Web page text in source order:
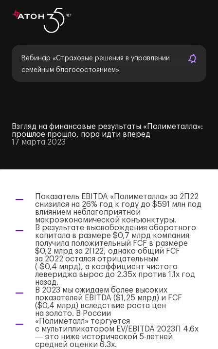
Вебинар «Страховые решения в управлении
семейным благосостоянием»
Взгляд на финансовые результаты «Полиметалла»:
прошлое прошло, пора идти вперед
17 марта 2023
Показатель EBITDA «Полиметалла» за 2П22
снизился на 26% год к году до $591 млн под
влиянием неблагоприятной
макроэкономической конъюнктуры.
В результате высвобождения оборотного
капитала в размере $0,7 млрд компания
получила положительный FCF в размере
$0,2 млрд за 2П22, однако общий FCF
за 2022 остался отрицательным
(-$0,4 млрд), а коэффициент чистого
левериджа вырос до 2.35х против 1.1х год
назад.
В 2023 мы ожидаем более высоких
показателей EBITDA ($1,25 млрд) и FCF
($0,4 млрд) вследствие роста цен
на золото. В России
«Полиметалл» торгуется
с мультипликатором EV/EBITDA 2023П 4.6x
― это ниже исторической 5-летней
средней оценки 6.3x.